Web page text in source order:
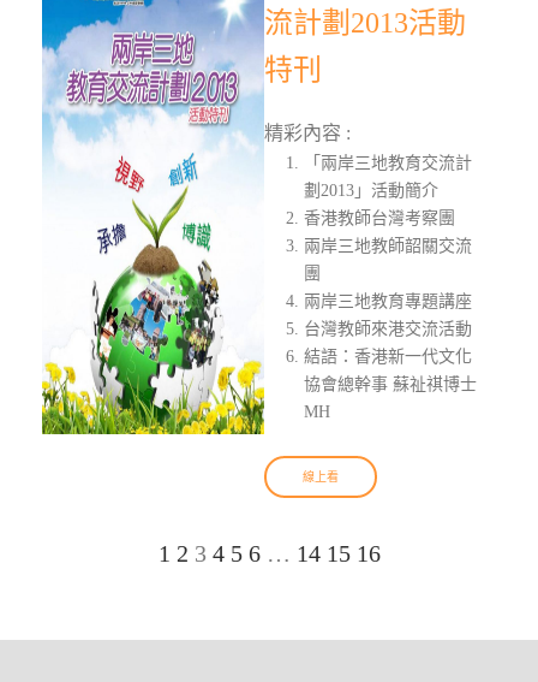
流計劃2013活動
特刊
精彩內容 :
「兩岸三地教育交流計
劃2013」活動簡介
香港教師台灣考察團
兩岸三地教師韶關交流
團
兩岸三地教育專題講座
台灣教師來港交流活動
結語：香港新一代文化
協會總幹事 蘇祉祺博士
MH
線上看
1 2 3 4 5 6 … 14 15 16